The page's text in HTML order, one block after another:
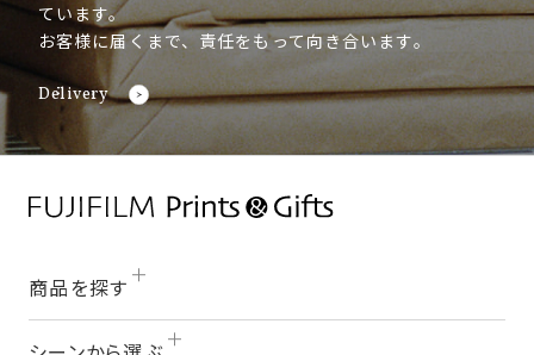
ています。
お客様に届くまで、責任をもって向き合います。
Delivery
商品を探す